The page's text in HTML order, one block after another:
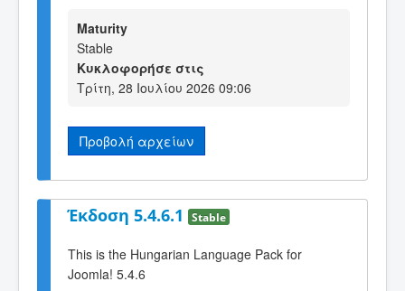
Maturity
Stable
Κυκλοφορήσε στις
Τρίτη, 28 Ιουλίου 2026 09:06
Προβολή αρχείων
Έκδοση 5.4.6.1 Stable
This is the Hungarian Language Pack for
Joomla! 5.4.6